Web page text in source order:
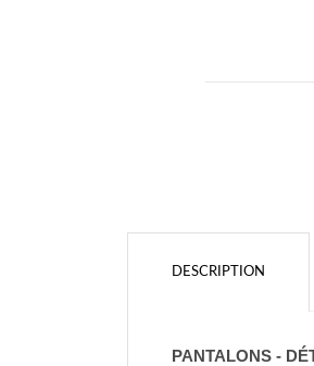
DESCRIPTION
PANTALONS -